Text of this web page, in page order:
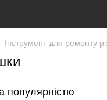
Інструмент для ремонту
популярністю